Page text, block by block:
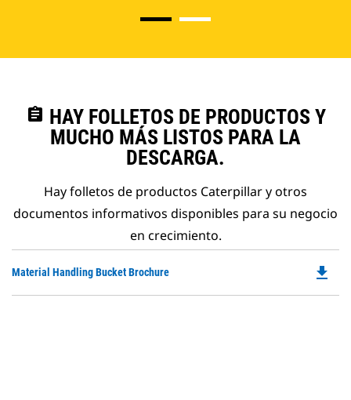
assignment HAY FOLLETOS DE PRODUCTOS Y
MUCHO MÁS LISTOS PARA LA
DESCARGA.
Hay folletos de productos Caterpillar y otros
documentos informativos disponibles para su negocio
en crecimiento.
Material Handling Bucket Brochure file_download